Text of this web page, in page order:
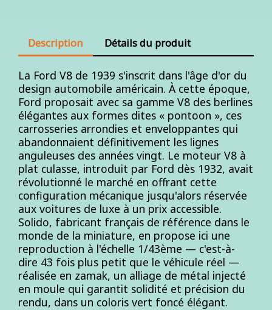
Description Détails du produit
La Ford V8 de 1939 s'inscrit dans l'âge d'or du
design automobile américain. À cette époque,
Ford proposait avec sa gamme V8 des berlines
élégantes aux formes dites « pontoon », ces
carrosseries arrondies et enveloppantes qui
abandonnaient définitivement les lignes
anguleuses des années vingt. Le moteur V8 à
plat culasse, introduit par Ford dès 1932, avait
révolutionné le marché en offrant cette
configuration mécanique jusqu'alors réservée
aux voitures de luxe à un prix accessible.
Solido, fabricant français de référence dans le
monde de la miniature, en propose ici une
reproduction à l'échelle 1/43ème — c'est-à-
dire 43 fois plus petit que le véhicule réel —
réalisée en zamak, un alliage de métal injecté
en moule qui garantit solidité et précision du
rendu, dans un coloris vert foncé élégant.